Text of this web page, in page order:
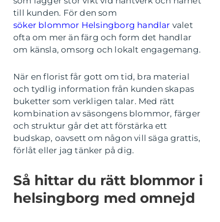
till kunden. För den som
söker blommor Helsingborg handlar valet
ofta om mer än färg och form det handlar
om känsla, omsorg och lokalt engagemang.
När en florist får gott om tid, bra material
och tydlig information från kunden skapas
buketter som verkligen talar. Med rätt
kombination av säsongens blommor, färger
och struktur går det att förstärka ett
budskap, oavsett om någon vill säga grattis,
förlåt eller jag tänker på dig.
Så hittar du rätt blommor i
helsingborg med omnejd